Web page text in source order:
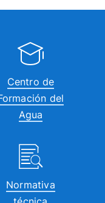
Centro de
del
Agua
Normativa